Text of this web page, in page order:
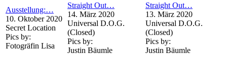
Ausstellung:…
10. Oktober 2020
Secret Location
Pics by:
Fotogräfin Lisa
Straight Out…
14. März 2020
Universal D.O.G.
(Closed)
Pics by:
Justin Bäumle
Straight Out…
13. März 2020
Universal D.O.G.
(Closed)
Pics by:
Justin Bäumle